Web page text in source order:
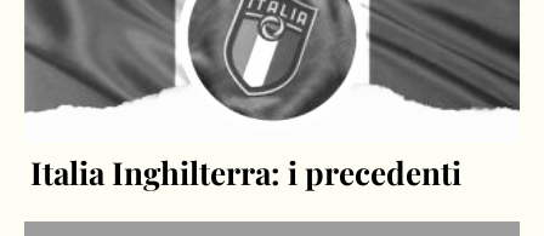
Italia Inghilterra: i precedenti